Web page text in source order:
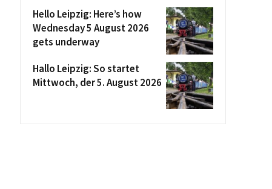
Hello Leipzig: Here’s how
Wednesday 5 August 2026
gets underway
Hallo Leipzig: So startet
Mittwoch, der 5. August 2026